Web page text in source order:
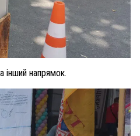
інший напрямок.